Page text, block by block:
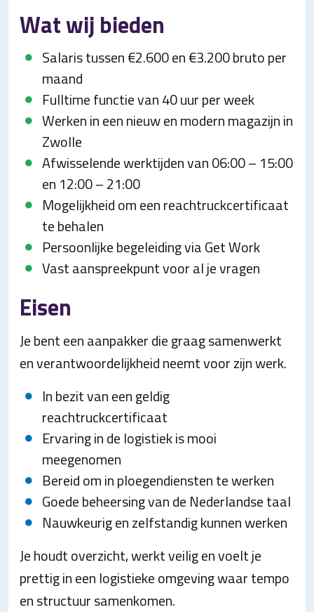
Wat wij bieden
Salaris tussen €2.600 en €3.200 bruto per
maand
Fulltime functie van 40 uur per week
Werken in een nieuw en modern magazijn in
Zwolle
Afwisselende werktijden van 06:00 – 15:00
en 12:00 – 21:00
Mogelijkheid om een reachtruckcertificaat
te behalen
Persoonlijke begeleiding via Get Work
Vast aanspreekpunt voor al je vragen
Eisen
Je bent een aanpakker die graag samenwerkt
en verantwoordelijkheid neemt voor zijn werk.
In bezit van een geldig
reachtruckcertificaat
Ervaring in de logistiek is mooi
meegenomen
Bereid om in ploegendiensten te werken
Goede beheersing van de Nederlandse taal
Nauwkeurig en zelfstandig kunnen werken
Je houdt overzicht, werkt veilig en voelt je
prettig in een logistieke omgeving waar tempo
en structuur samenkomen.